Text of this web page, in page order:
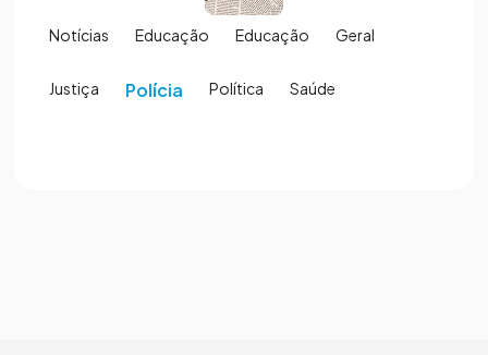
Notícias Educação Educação Geral
Justiça Polícia Política Saúde